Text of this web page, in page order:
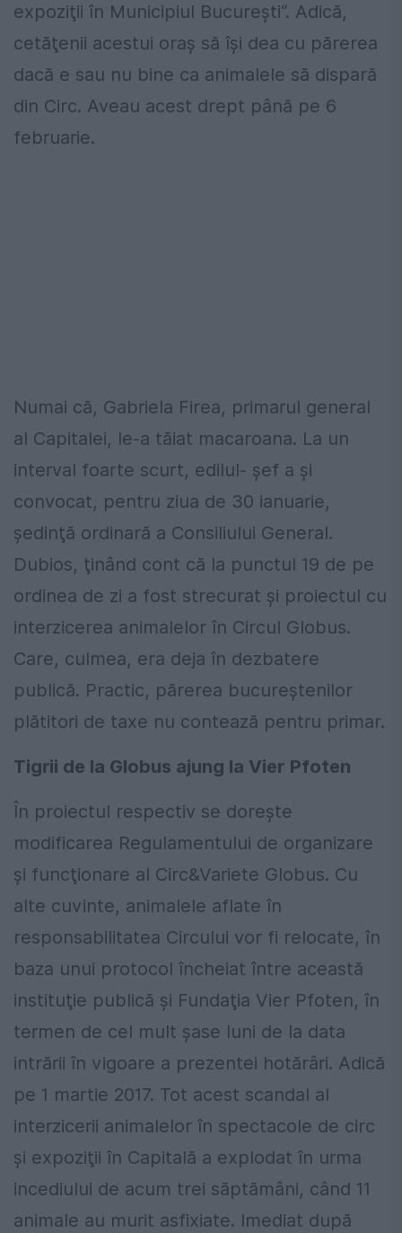
expoziţii în Municipiul Bucureşti“. Adică,
cetăţenii acestui oraş să îşi dea cu părerea
dacă e sau nu bine ca animalele să dispară
din Circ. Aveau acest drept până pe 6
februarie.
Numai că, Gabriela Firea, primarul general
al Capitalei, le-a tăiat macaroana. La un
interval foarte scurt, edilul- şef a şi
convocat, pentru ziua de 30 ianuarie,
şedinţă ordinară a Consiliului General.
Dubios, ţinând cont că la punctul 19 de pe
ordinea de zi a fost strecurat şi proiectul cu
interzicerea animalelor în Circul Globus.
Care, culmea, era deja în dezbatere
publică. Practic, părerea bucureştenilor
plătitori de taxe nu contează pentru primar.
Tigrii de la Globus ajung la Vier Pfoten
În proiectul respectiv se doreşte
modificarea Regulamentului de organizare
şi funcţionare al Circ&Variete Globus. Cu
alte cuvinte, animalele aflate în
responsabilitatea Circului vor fi relocate, în
baza unui protocol încheiat între această
instituţie publică şi Fundaţia Vier Pfoten, în
termen de cel mult şase luni de la data
intrării în vigoare a prezentei hotărâri. Adică
pe 1 martie 2017. Tot acest scandal al
interzicerii animalelor în spectacole de circ
şi expoziţii în Capitală a explodat în urma
incediului de acum trei săptămâni, când 11
animale au murit asfixiate. Imediat după